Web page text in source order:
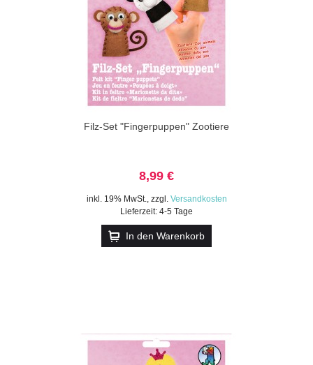
Filz-Set "Fingerpuppen" Zootiere
8,99 €
inkl. 19% MwSt., zzgl. Versandkosten
Lieferzeit: 4-5 Tage
In den Warenkorb